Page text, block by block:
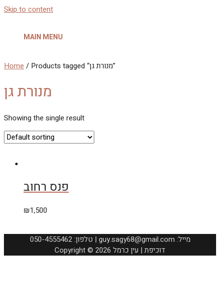
Skip to content
MAIN MENU
Home / Products tagged “מנורת גן”
מנורת גן
Showing the single result
פנס רחוב
₪1,500
050-4555462 :טלפון | guy.sagy68@gmail.com :מייל
Copyright © 2026 דוכיפת | עין כרמל